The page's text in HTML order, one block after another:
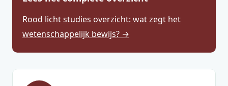
Rood licht studies overzicht: wat zegt het
wetenschappelijk bewijs? →